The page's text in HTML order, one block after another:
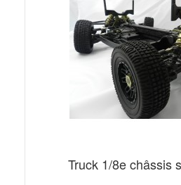
Truck 1/8e châssis